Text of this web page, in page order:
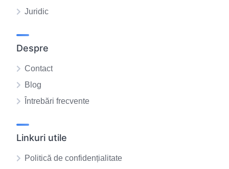
Juridic
Despre
Contact
Blog
Întrebări frecvente
Linkuri utile
Politică de confidențialitate